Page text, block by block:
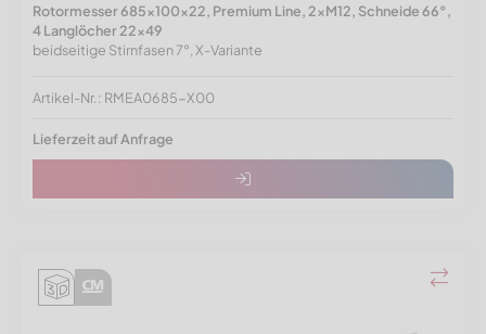
Rotormesser 685x100x22, Premium Line, 2xM12, Schneide 66°,
4 Langlöcher 22x49
beidseitige Stirnfasen 7°, X-Variante
Artikel-Nr.: RMEA0685-X00
Lieferzeit auf Anfrage